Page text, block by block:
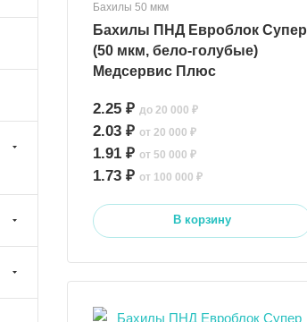
Бахилы 50 мкм
Бахилы ПНД Евроблок Супер
(50 мкм, бело-голубые)
Медсервис Плюс
2.25 ₽ до 20 000 ₽
2.03 ₽ от 20 000 ₽
1.91 ₽ от 50 000 ₽
1.73 ₽ от 100 000 ₽
В корзину